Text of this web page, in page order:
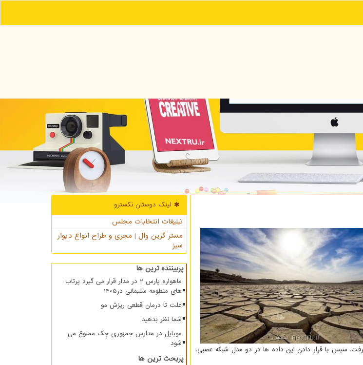
و بارش مورد ارزیابی قرار گرفت. سپس با قرار دادن این داده ها در دو مدل شبکه عصبی،
لینک دوستان نكسترو
تبلیغات انتخابات مجلس
مستر گرین وال | مجری و طراح انواع دیوار
سبز
پربیننده ترین ها
ماهواره پارس 2 در مدار قرار می گیرد پرتاب
های منظومه سلیمانی در1405
علت تا درمان قطعی ریزش مو
شما نظر بدهید
موبایل در مدارس جمهوری چک ممنوع می
شود
پربحث ترین ها